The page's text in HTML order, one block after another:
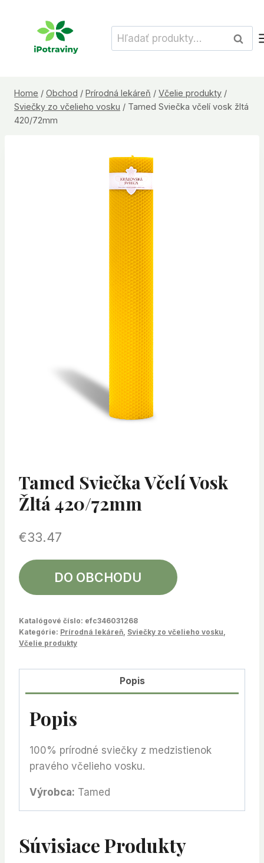
Hľadať:
Home / Obchod / Prírodná lekáreň / Včelie produkty /
Sviečky zo včelieho vosku / Tamed Sviečka včelí vosk žltá
420/72mm
Tamed Sviečka Včelí Vosk
Žltá 420/72mm
€33.47
DO OBCHODU
Katalógové číslo: efc346031268
Kategórie: Prírodná lekáreň Sviečky zo včelieho vosku
Včelie produkty
Popis
Popis
100% prírodné sviečky z medzistienok
pravého včelieho vosku.
Výrobca: Tamed
Súvisiace Produkty